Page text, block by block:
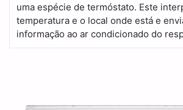
uma espécie de termóstato. Este
temperatura e o local onde está e
informação ao ar condicionado do